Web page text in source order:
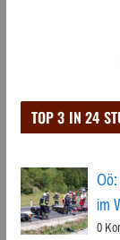
TOP 3 IN 24
im
0